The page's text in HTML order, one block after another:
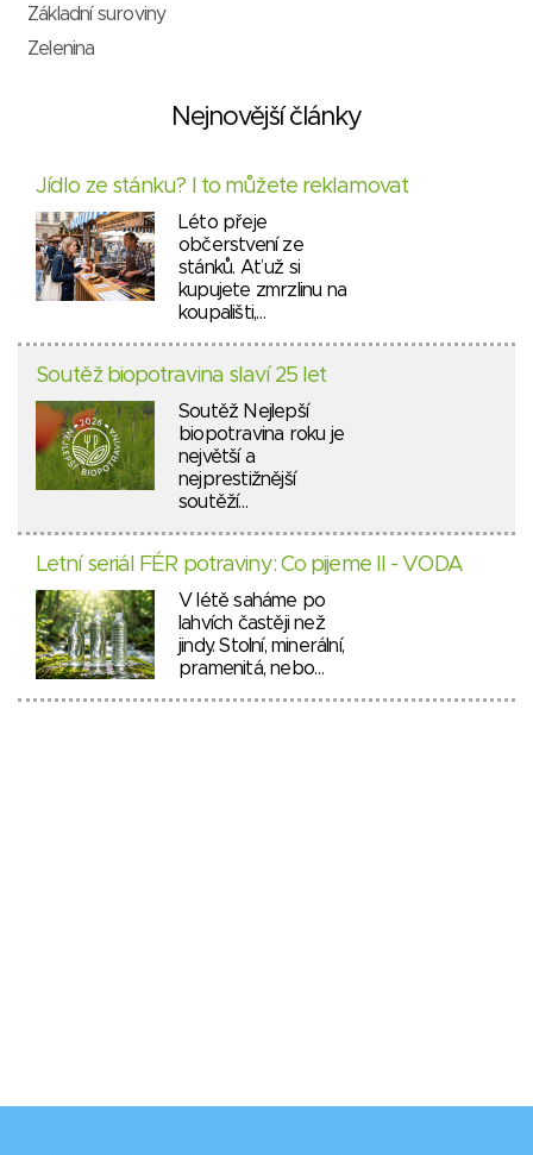
Základní suroviny
Zelenina
Nejnovější články
Jídlo ze stánku? I to můžete reklamovat
Léto přeje
občerstvení ze
stánků. Ať už si
kupujete zmrzlinu na
koupališti,…
Soutěž biopotravina slaví 25 let
Soutěž Nejlepší
biopotravina roku je
největší a
nejprestižnější
soutěží…
Letní seriál FÉR potraviny: Co pijeme II - VODA
V létě saháme po
lahvích častěji než
jindy. Stolní, minerální,
pramenitá, nebo…